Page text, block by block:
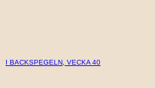
I BACKSPEGELN, VECKA 40